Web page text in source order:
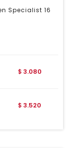
Specialist 16
$ 3.080
$ 3.520